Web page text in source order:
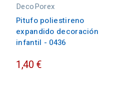
DecoPorex
Pitufo poliestireno
expandido decoración
infantil - 0436
1,40 €